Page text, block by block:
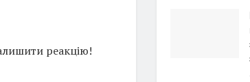
реакцію!